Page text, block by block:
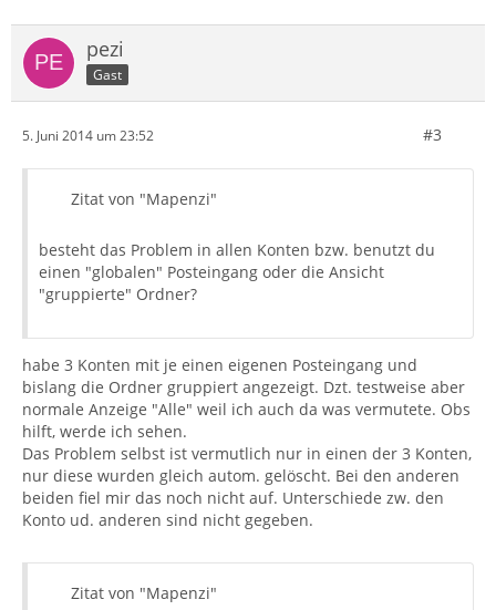
pezi
Gast
5. Juni 2014 um 23:52 #3
Zitat von "Mapenzi"
besteht das Problem in allen Konten bzw. benutzt du
einen "globalen" Posteingang oder die Ansicht
"gruppierte" Ordner?
habe 3 Konten mit je einen eigenen Posteingang und
bislang die Ordner gruppiert angezeigt. Dzt. testweise aber
normale Anzeige "Alle" weil ich auch da was vermutete. Obs
hilft, werde ich sehen.
Das Problem selbst ist vermutlich nur in einen der 3 Konten,
nur diese wurden gleich autom. gelöscht. Bei den anderen
beiden fiel mir das noch nicht auf. Unterschiede zw. den
Konto ud. anderen sind nicht gegeben.
Zitat von "Mapenzi"